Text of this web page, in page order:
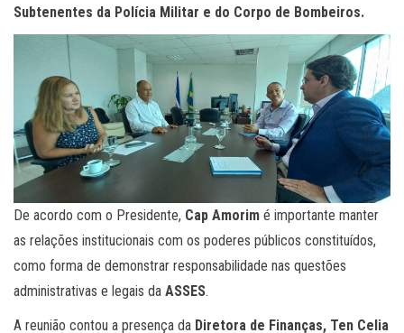
Subtenentes da Polícia Militar e do Corpo de Bombeiros.
De acordo com o Presidente, Cap Amorim é importante manter
as relações institucionais com os poderes públicos constituídos,
como forma de demonstrar responsabilidade nas questões
administrativas e legais da ASSES.
A reunião contou a presença da Diretora de Finanças, Ten Celia